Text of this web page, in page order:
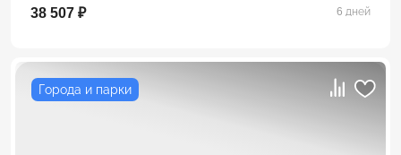
38 507 ₽ 6 дней
Города и парки